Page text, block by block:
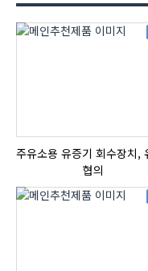
협의